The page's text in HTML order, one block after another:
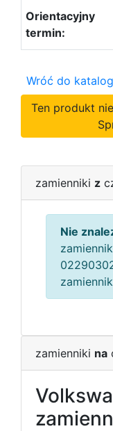
Wróć do
Ten produkt
zamienniki z
Nie
zamienniki na